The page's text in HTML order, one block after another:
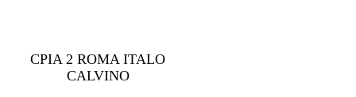
CPIA 2 ROMA ITALO
CALVINO